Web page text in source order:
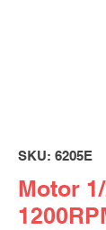
SKU: 6205E
Motor